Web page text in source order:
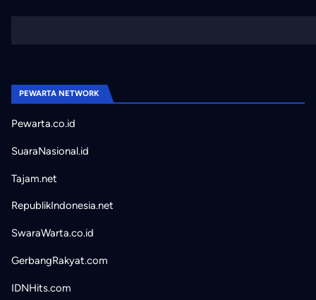
PEWARTA NETWORK
Pewarta.co.id
SuaraNasional.id
Tajam.net
RepublikIndonesia.net
SwaraWarta.co.id
GerbangRakyat.com
IDNHits.com